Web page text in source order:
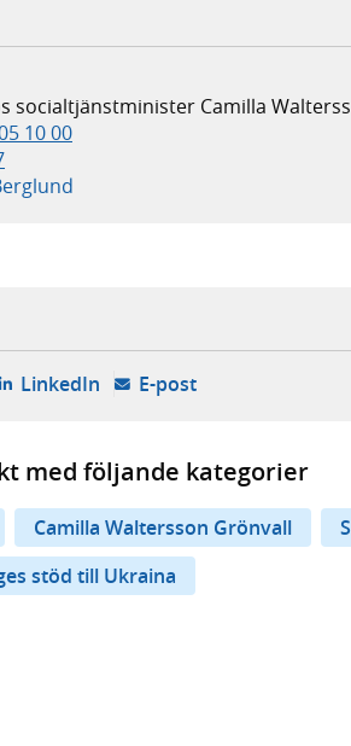
socialtjänstminister Camilla
10 00
i ny flik, extern webbplats,
i ny flik, extern webbplats,
LinkedIn- öppnas i ny flik, extern
E-post- öppnar din e-
med följande kategorier
Camilla Waltersson Grönvall
stöd till Ukraina